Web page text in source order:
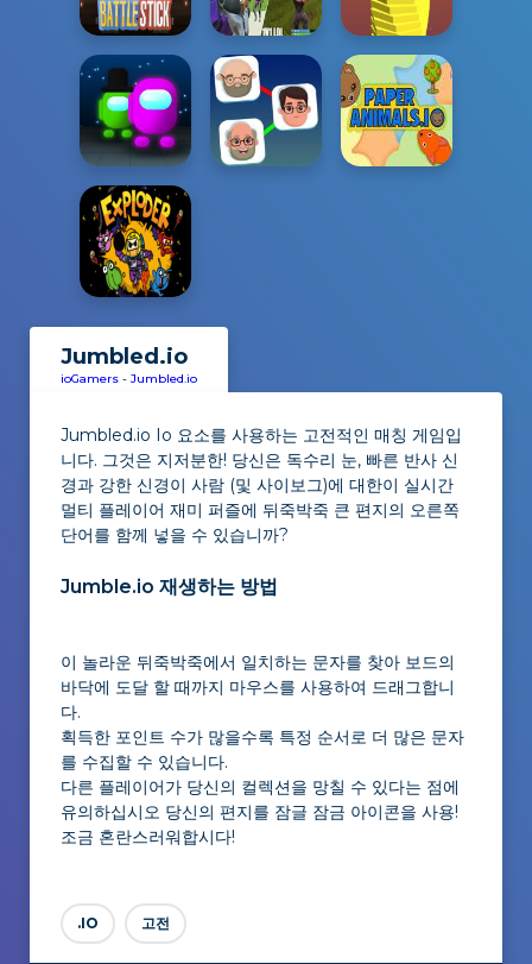
Jumbled.io
ioGamers - Jumbled.io
Jumbled.io Io 요소를 사용하는 고전적인 매칭 게임입
니다. 그것은 지저분한! 당신은 독수리 눈, 빠른 반사 신
경과 강한 신경이 사람 (및 사이보그)에 대한이 실시간
멀티 플레이어 재미 퍼즐에 뒤죽박죽 큰 편지의 오른쪽
단어를 함께 넣을 수 있습니까?
Jumble.io 재생하는 방법
이 놀라운 뒤죽박죽에서 일치하는 문자를 찾아 보드의
바닥에 도달 할 때까지 마우스를 사용하여 드래그합니
다.
획득한 포인트 수가 많을수록 특정 순서로 더 많은 문자
를 수집할 수 있습니다.
다른 플레이어가 당신의 컬렉션을 망칠 수 있다는 점에
유의하십시오 당신의 편지를 잠글 잠금 아이콘을 사용!
조금 혼란스러워합시다!
.IO 고전